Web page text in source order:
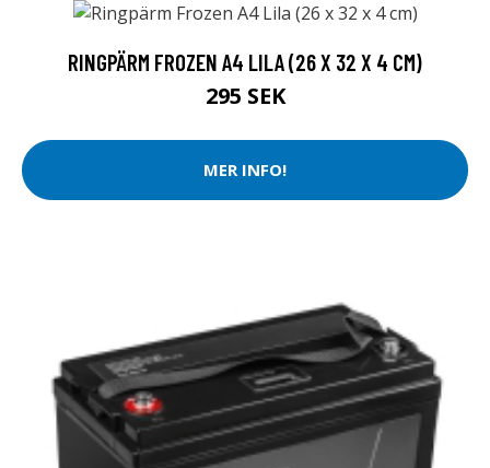
RINGPÄRM FROZEN A4 LILA (26 X 32 X 4 CM)
295 SEK
MER INFO!